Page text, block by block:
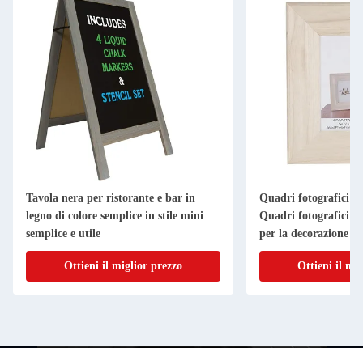
Tavola nera per ristorante e bar in
legno di colore semplice in stile mini
semplice e utile
Ottieni il miglior prezzo
Quadri fotografici
Quadri fotografici
per la decorazione
Ottieni il